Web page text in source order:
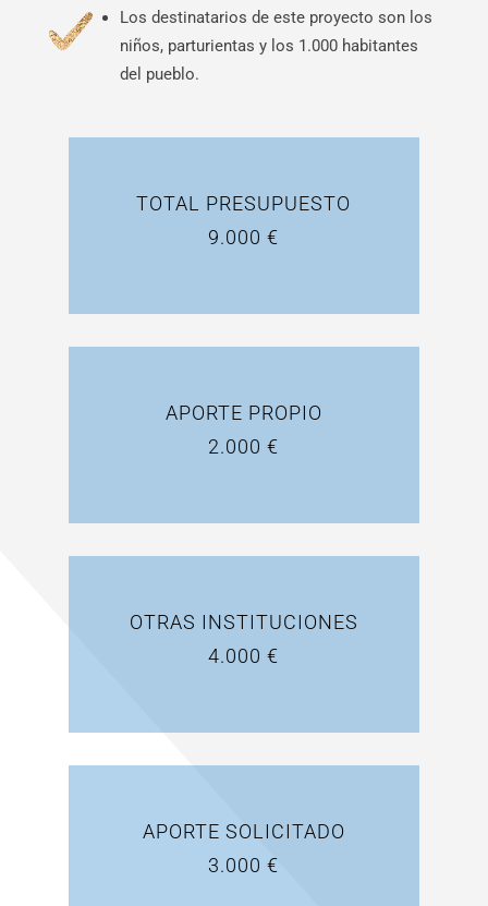
Los destinatarios de este proyecto son los
niños, parturientas y los 1.000 habitantes
del pueblo.
TOTAL PRESUPUESTO
9.000 €
APORTE PROPIO
2.000 €
OTRAS INSTITUCIONES
4.000 €
APORTE SOLICITADO
3.000 €